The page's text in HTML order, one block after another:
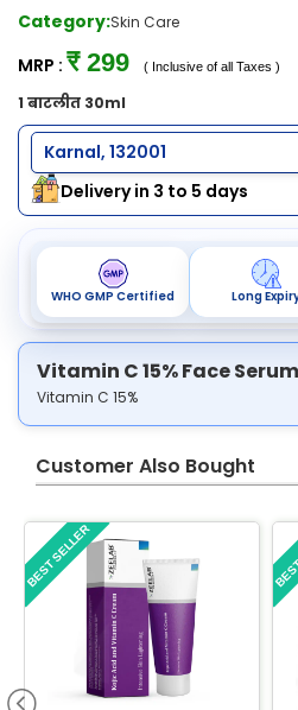
Category:Skin Care
MRP : ₹ 299 ( Inclusive of all Taxes )
1 बाटलीत 30ml
Karnal, 132001
Delivery in 3 to 5 days
WHO GMP Certified Long
Vitamin C 15% Face
Vitamin C 15%
Customer Also Bought
BEST SELLER